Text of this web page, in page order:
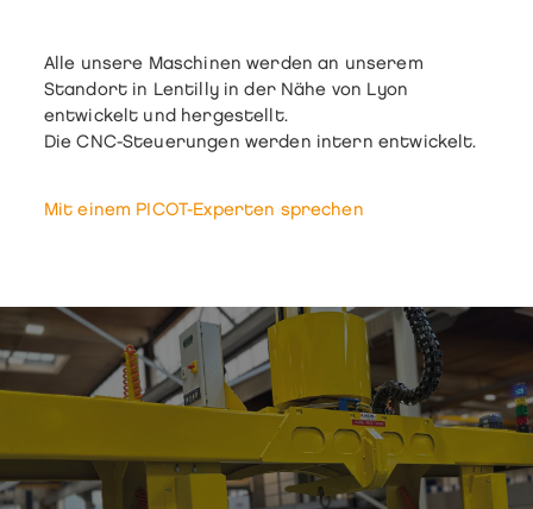
Alle unsere Maschinen werden an unserem
Standort in Lentilly in der Nähe von Lyon
entwickelt und hergestellt.
Die CNC-Steuerungen werden intern entwickelt.
Mit einem PICOT-Experten sprechen